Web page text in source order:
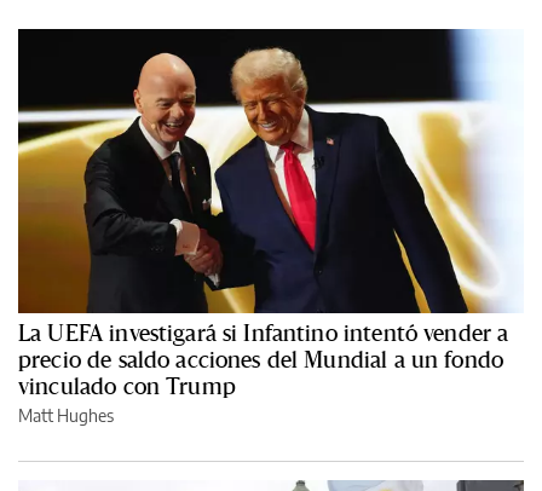
La UEFA investigará si Infantino intentó vender a
precio de saldo acciones del Mundial a un fondo
vinculado con Trump
Matt Hughes